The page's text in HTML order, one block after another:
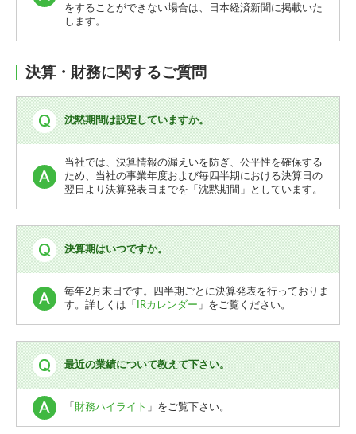
をすることができない場合は、日本経済新聞に掲載いた
します。
決算・財務に関するご質問
沈黙期間は設定していますか。
当社では、決算情報の漏えいを防ぎ、公平性を確保する
ため、当社の事業年度および毎四半期における決算日の
翌日より決算発表日までを「沈黙期間」としています。
決算期はいつですか。
毎年2月末日です。四半期ごとに決算発表を行っておりま
す。詳しくは「
IRカレンダー 」をご覧ください。
最近の業績について教えて下さい。
「 財務ハイライト 」をご覧下さい。